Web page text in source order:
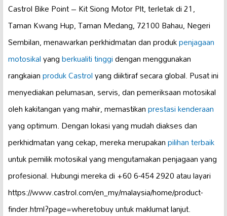
Castrol Bike Point – Kit Siong Motor Plt, terletak di 21,
Taman Kwang Hup, Taman Medang, 72100 Bahau, Negeri
Sembilan, menawarkan perkhidmatan dan produkpenjagaan
motosikalyangberkualiti tinggidengan menggunakan
rangkaianproduk Castrolyang diiktiraf secara global. Pusat ini
menyediakan pelumasan, servis, dan pemeriksaan motosikal
oleh kakitangan yang mahir, memastikanprestasi kenderaan
yang optimum. Dengan lokasi yang mudah diakses dan
perkhidmatan yang cekap, mereka merupakanpilihan terbaik
untuk pemilik motosikal yang mengutamakan penjagaan yang
profesional. Hubungi mereka di +60 6-454 2920 atau layari
https://www.castrol.com/en_my/malaysia/home/product-
finder.html?page=wheretobuy untuk maklumat lanjut.